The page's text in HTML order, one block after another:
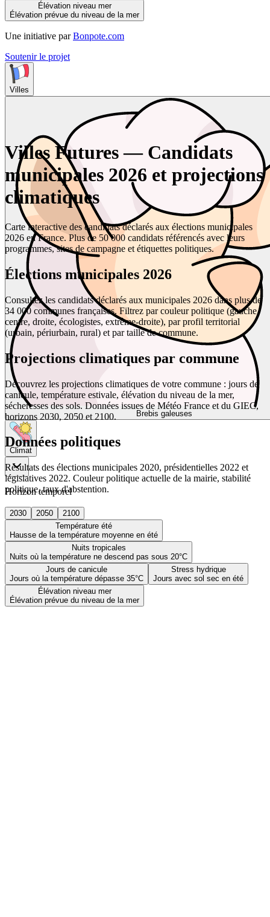
Élévation niveau mer
Élévation prévue du niveau de la mer
Une initiative par Bonpote.com
Soutenir le projet
Villes
Brebis galeuses
Climat
Horizon temporel
2030 2050
2100
Température été
Hausse de la température moyenne en été
Nuits tropicales
Nuits où la température ne descend pas sous 20°C
Jours de canicule
Jours où la température dépasse 35°C
Stress hydrique
Jours avec sol sec en été
Élévation niveau mer
Élévation prévue du niveau de la mer
Villes Futures — Candidats
municipales 2026 et projections
climatiques
Carte interactive des candidats déclarés aux élections municipales
2026 en France. Plus de 50 000 candidats référencés avec leurs
programmes, sites de campagne et étiquettes politiques.
Élections municipales 2026
Consultez les candidats déclarés aux municipales 2026 dans plus de
34 000 communes françaises. Filtrez par couleur politique (gauche,
centre, droite, écologistes, extrême-droite), par profil territorial
(urbain, périurbain, rural) et par taille de commune.
Projections climatiques par commune
Découvrez les projections climatiques de votre commune : jours de
canicule, température estivale, élévation du niveau de la mer,
sécheresses des sols. Données issues de Météo France et du GIEC,
horizons 2030, 2050 et 2100.
Données politiques
Résultats des élections municipales 2020, présidentielles 2022 et
législatives 2022. Couleur politique actuelle de la mairie, stabilité
politique, taux d'abstention.